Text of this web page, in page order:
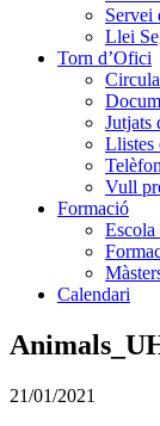
Servei
Llei
Torn d’Ofici
Jutjats
Llistes
Vull
Formació
Escola
Calendari
21/01/2021